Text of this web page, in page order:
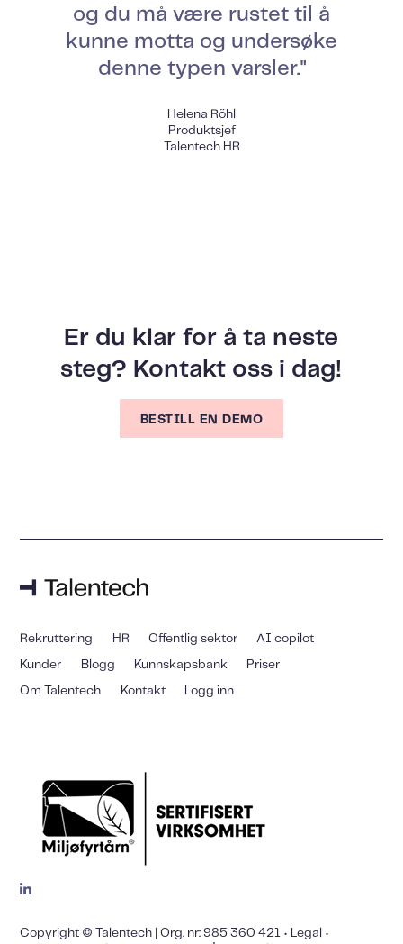
og du må være rustet til å
kunne motta og undersøke
denne typen varsler."
Helena Röhl
Produktsjef
Talentech HR
Er du klar for å ta neste
steg? Kontakt oss i dag!
BESTILL EN DEMO
Rekruttering HR Offentlig sektor AI copilot
Kunder Blogg Kunnskapsbank Priser
Om Talentech Kontakt Logg inn
Copyright © Talentech | Org. nr: 985 360 421 • Legal •